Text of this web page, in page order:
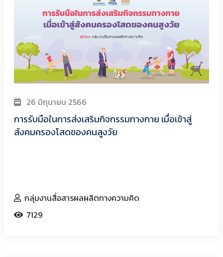
26 มิถุนายน 2566
การรับมือในการส่งเสริมกิจกรรมทางกาย เมื่อเข้าสู่
สังคมครองโสดของคนสูงวัย
กลุ่มงานสื่อสารผลผลิตทางความคิด
7129